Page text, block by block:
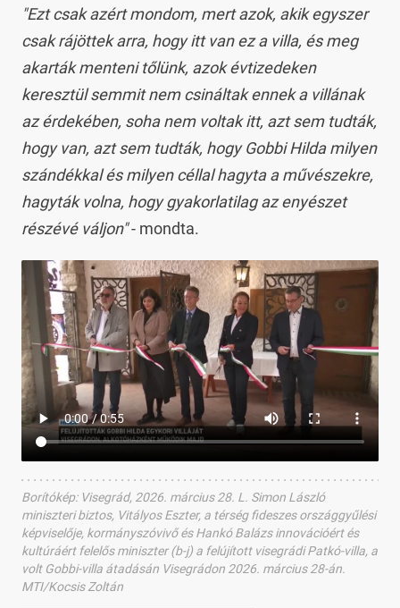
"Ezt csak azért mondom, mert azok, akik egyszer
csak rájöttek arra, hogy itt van ez a villa, és meg
akarták menteni tőlünk, azok évtizedeken
keresztül semmit nem csináltak ennek a villának
az érdekében, soha nem voltak itt, azt sem tudták,
hogy van, azt sem tudták, hogy Gobbi Hilda milyen
szándékkal és milyen céllal hagyta a művészekre,
hagyták volna, hogy gyakorlatilag az enyészet
részévé váljon"- mondta.
Borítókép: Visegrád, 2026. március 28. L. Simon László
miniszteri biztos, Vitályos Eszter, a térség fideszes országgyűlési
képviselője, kormányszóvivő és Hankó Balázs innovációért és
kultúráért felelős miniszter (b-j) a felújított visegrádi Patkó-villa, a
volt Gobbi-villa átadásán Visegrádon 2026. március 28-án.
MTI/Kocsis Zoltán